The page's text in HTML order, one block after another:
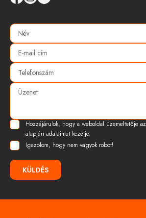
Hozzájárulok, hogy a weboldal üzemeltetője az
alapján adataimat kezelje.
Igazolom, hogy nem vagyok robot!
KÜLDÉS